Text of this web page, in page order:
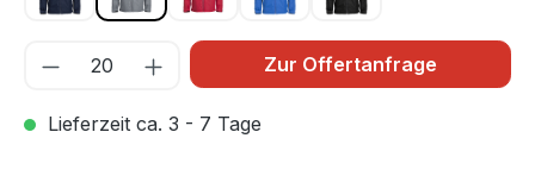
Zur Offertanfrage
Lieferzeit ca. 3 - 7 Tage